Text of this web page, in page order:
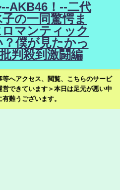
AKB46！--二代
の一同驚愕ま
マンティック
僕が見たかっ
判殺到激闘編
へアクセス、閲覧、こちらのサービ
できています＞本日は足元が悪い中
難うございます。